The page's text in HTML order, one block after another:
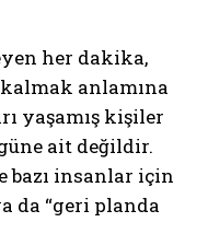
her dakika,
anlamına
yaşamış kişiler
ait değildir.
bazı insanlar için
da “geri planda